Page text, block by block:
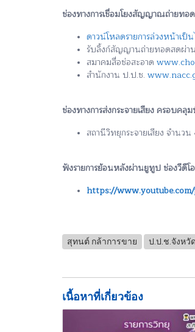
ช่องทางการเชื่อมโยงสัญญาณถ่ายทอด
ดาวน์โหลดรายการล่วงหน้าเป็
รับลิ้งก์สัญญานถ่ายทอดสดผ่า
สมาคมสื่อช่อสะอาด
สำนักงาน ป.ป.ช.
ช่องทางการส่งกระจายเสียง ครอบค
สถานีวิทยุกระจายเสียง จำนว
ฟังรายการย้อนหลังผ่านยูทูป ช่องวีดี
https://
สุทนต์ กล้าการขาย ป.ป.ช.จังหวั
เนื้อหาที่เกี่ยวข้อง